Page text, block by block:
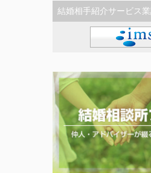
結婚相手紹介サービス